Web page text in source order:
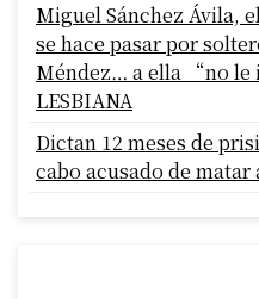
Miguel Sánchez Ávila,
se hace pasar por
Méndez… a ella “no le
LESBIANA
Dictan 12 meses de
cabo acusado de